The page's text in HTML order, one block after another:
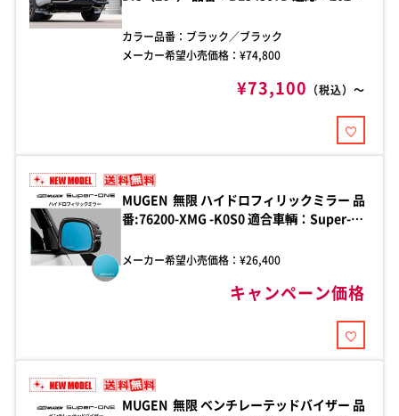
粉体塗装
カラー品番： ブラック／ブラック
メーカー希望小売価格：¥74,800
¥73,100 （税込）～
MUGEN 無限 ハイドロフィリックミラー 品
番:76200-XMG -K0S0 適合車輌：Super-
メーカー希望小売価格：¥26,400
キャンペーン価格
MUGEN 無限 ベンチレーテッドバイザー 品